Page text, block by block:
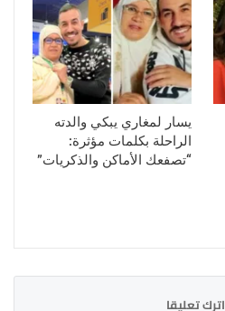
يسار لمغاري يبكي والدته
الراحلة بكلمات مؤثرة:
“تصفعك الأماكن والذكريات”
اترك تعليقا